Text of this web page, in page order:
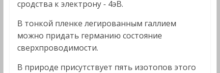
сродства к электрону - 4эВ.
В тонкой пленке легированным галлием
можно придать германию состояние
сверхпроводимости.
В природе присутствует пять изотопов этого